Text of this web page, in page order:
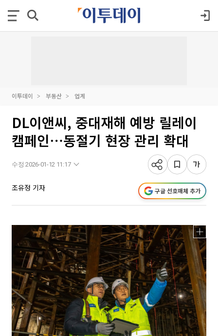
이투데이 부동산 업계
DL이앤씨, 중대재해 예방 릴레이
캠페인⋯동절기 현장 관리 확대
수정 2026-01-12 11:17
조유정 기자 구글 선호매체 추가